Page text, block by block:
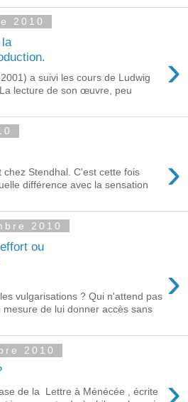
2010
›
a suivi les cours de Ludwig
lecture de son œuvre, peu
›
Stendhal. C'est cette fois
différence avec la sensation
2010
ou
›
vulgarisations ? Qui n'attend pas
de lui donner accès sans
2010
de la Lettre à Ménécée , écrite